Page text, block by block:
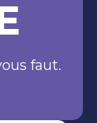
faut.